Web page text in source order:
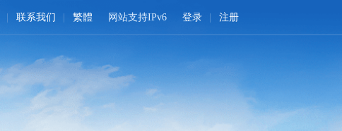
登录 注册
网站支持IPv6
联系我们 繁體